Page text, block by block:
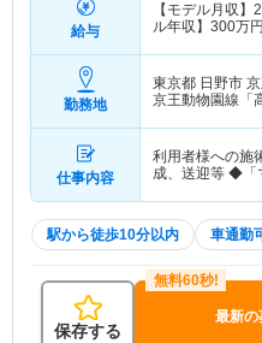
給与
【モデル月収】
ル年収】 300万
勤務地
東京都 日野市
京王動物園線「
仕事内容
利用者様への施
成、送
駅から徒歩10分以内 車通勤
保存する
最新の